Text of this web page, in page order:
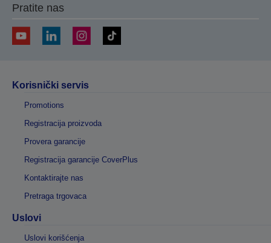
Pratite nas
Korisnički servis
Promotions
Registracija proizvoda
Provera garancije
Registracija garancije CoverPlus
Kontaktirajte nas
Pretraga trgovaca
Uslovi
Uslovi korišćenja